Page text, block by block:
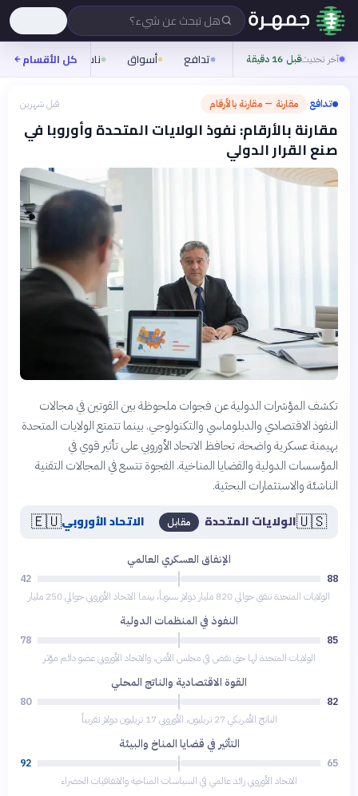
هل تبحث عن شيء؟
آخر تحديثقبل 16 دقيقة تدافع أسواق ناس روح
كل الأقسام
تدافع› مقارنة — مقارنة بالأرقام قبل شهرين
مقارنة بالأرقام: نفوذ الولايات المتحدة وأوروبا في
صنع القرار الدولي
تكشف المؤشرات الدولية عن فجوات ملحوظة بين القوتين في مجالات
النفوذ الاقتصادي والدبلوماسي والتكنولوجي. بينما تتمتع الولايات المتحدة
بهيمنة عسكرية واضحة، تحافظ الاتحاد الأوروبي على تأثير قوي في
المؤسسات الدولية والقضايا المناخية. الفجوة تتسع في المجالات التقنية
الناشئة والاستثمارات البحثية.
🇺🇸الولايات المتحدة مقابل الاتحاد الأوروبي🇪🇺
الإنفاق العسكري العالمي
88
42
الولايات المتحدة تنفق حوالي 820 مليار دولار سنوياً، بينما الاتحاد الأوروبي حوالي 250 مليار
النفوذ في المنظمات الدولية
85
78
الولايات المتحدة لها حق نقض في مجلس الأمن، والاتحاد الأوروبي عضو دائم مؤثر
القوة الاقتصادية والناتج المحلي
82
80
الناتج الأمريكي 27 تريليون، الأوروبي 17 تريليون دولار تقريباً
التأثير في قضايا المناخ والبيئة
65
92
الاتحاد الأوروبي رائد عالمي في السياسات المناخية والاتفاقيات الخضراء